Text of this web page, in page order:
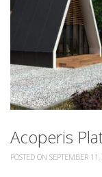
Acoperis
POSTED ON SEPTEMBER